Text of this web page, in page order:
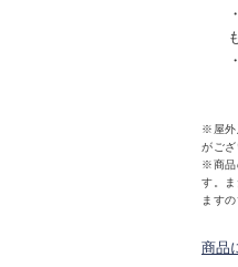
※屋外
がござ
※商品
す。
ます
商品